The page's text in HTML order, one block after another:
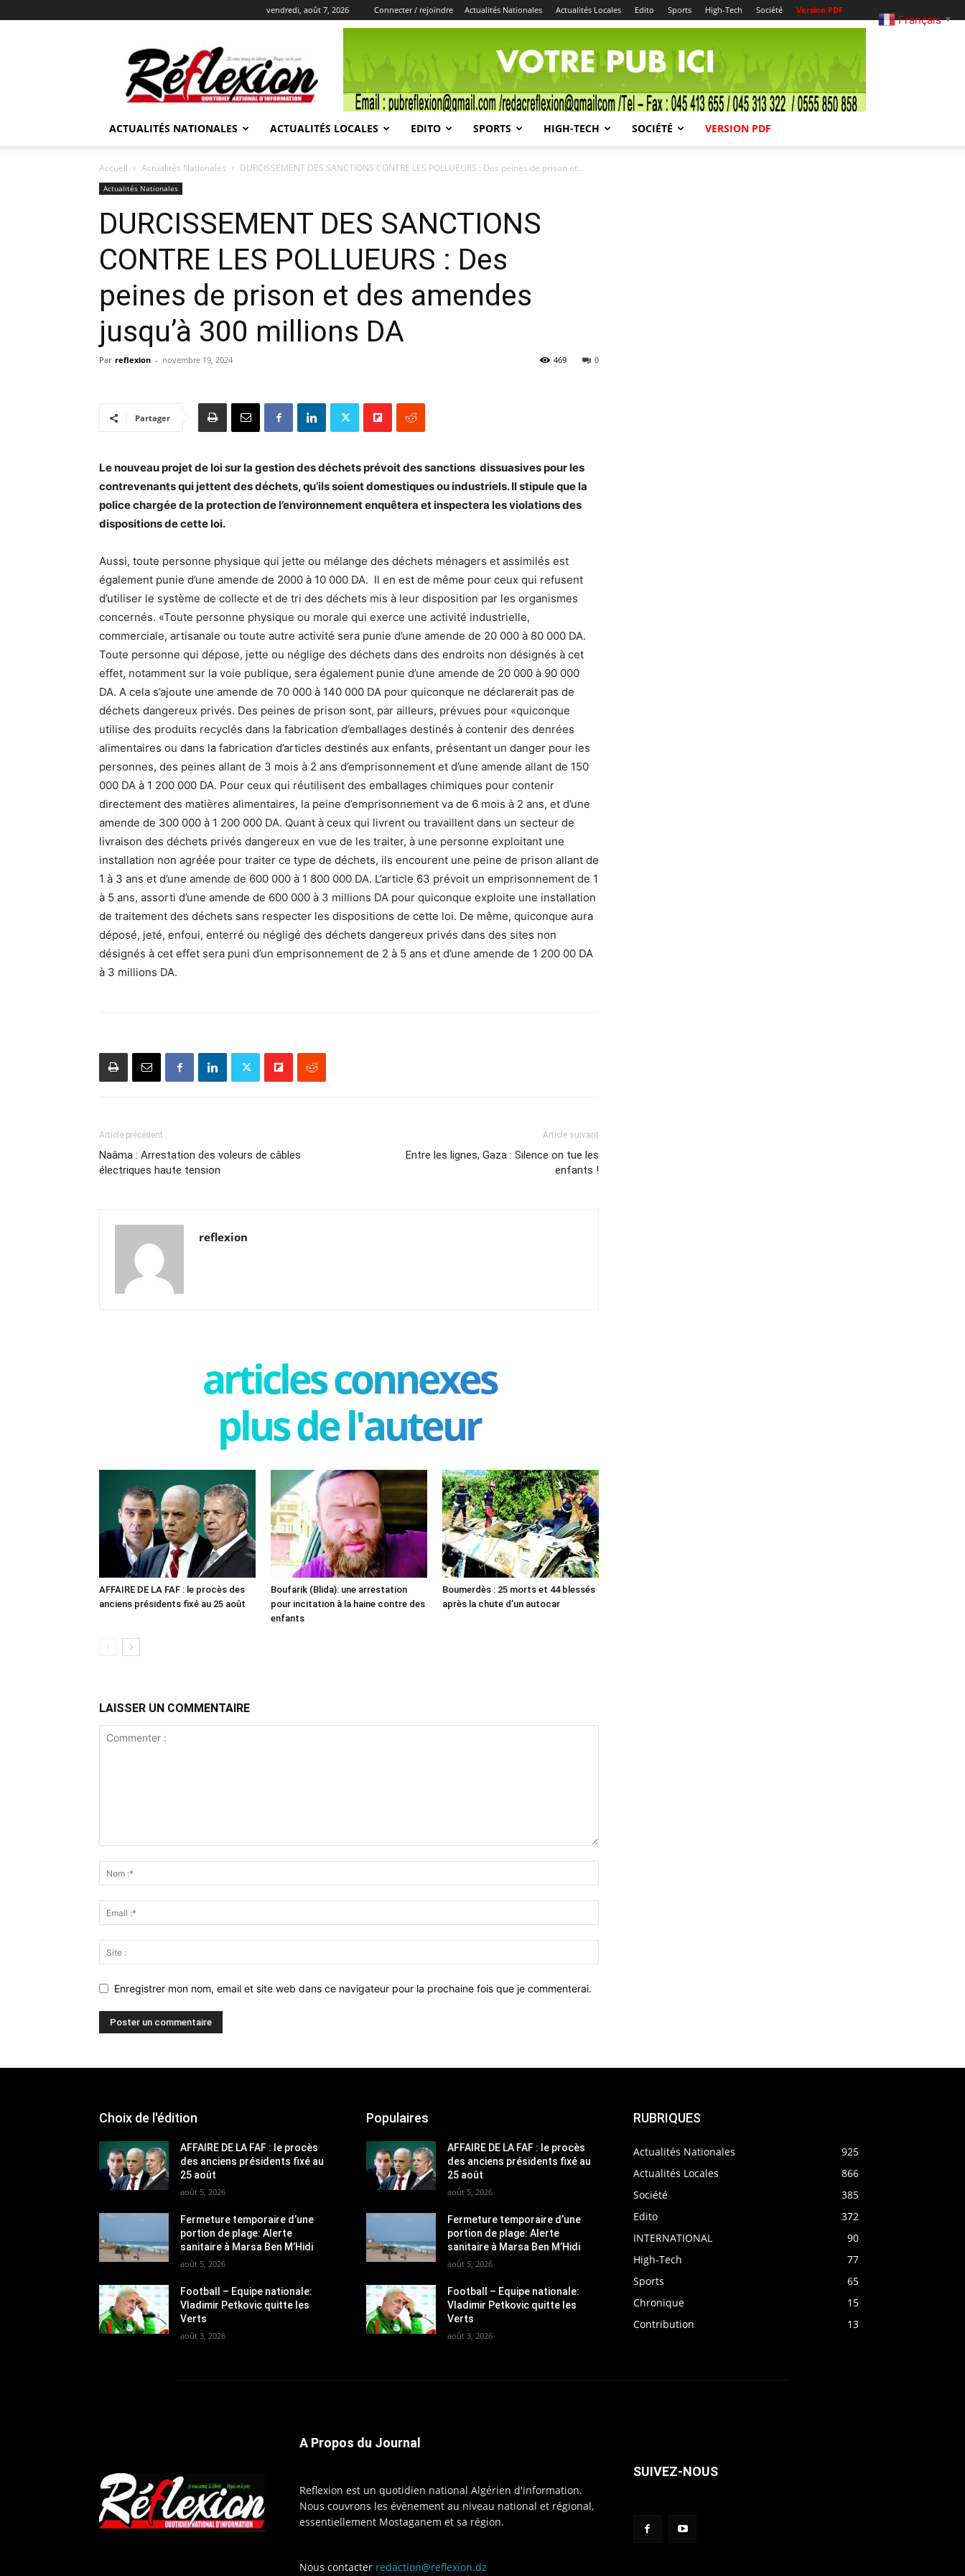
vendredi, août 7, 2026 Connecter / rejoindre Actualités Nationales Actualités Locales Edito Sports High-Tech Société Version PDF
REFLEXION
ACTUALITÉS NATIONALES ACTUALITÉS LOCALES EDITO SPORTS HIGH-TECH SOCIÉTÉ VERSION PDF
Accueil Actualités Nationales DURCISSEMENT DES SANCTIONS CONTRE LES POLLUEURS : Des peines de prison et...
Actualités Nationales
DURCISSEMENT DES SANCTIONS
CONTRE LES POLLUEURS : Des
peines de prison et des amendes
jusqu’à 300 millions DA
Par reflexion - novembre 19, 2024 0
469
Partager
Le nouveau projet de loi sur la gestion des déchets prévoit des sanctions dissuasives pour les
contrevenants qui jettent des déchets, qu’ils soient domestiques ou industriels. Il stipule que la
police chargée de la protection de l’environnement enquêtera et inspectera les violations des
dispositions de cette loi.
Aussi, toute personne physique qui jette ou mélange des déchets ménagers et assimilés est
également punie d’une amende de 2000 à 10 000 DA. Il en est de même pour ceux qui refusent
d’utiliser le système de collecte et de tri des déchets mis à leur disposition par les organismes
concernés. «Toute personne physique ou morale qui exerce une activité industrielle,
commerciale, artisanale ou toute autre activité sera punie d’une amende de 20 000 à 80 000 DA.
Toute personne qui dépose, jette ou néglige des déchets dans des endroits non désignés à cet
effet, notamment sur la voie publique, sera également punie d’une amende de 20 000 à 90 000
DA. A cela s’ajoute une amende de 70 000 à 140 000 DA pour quiconque ne déclarerait pas de
déchets dangereux privés. Des peines de prison sont, par ailleurs, prévues pour «quiconque
utilise des produits recyclés dans la fabrication d’emballages destinés à contenir des denrées
alimentaires ou dans la fabrication d’articles destinés aux enfants, présentant un danger pour les
personnes, des peines allant de 3 mois à 2 ans d’emprisonnement et d’une amende allant de 150
000 DA à 1 200 000 DA. Pour ceux qui réutilisent des emballages chimiques pour contenir
directement des matières alimentaires, la peine d’emprisonnement va de 6 mois à 2 ans, et d’une
amende de 300 000 à 1 200 000 DA. Quant à ceux qui livrent ou travaillent dans un secteur de
livraison des déchets privés dangereux en vue de les traiter, à une personne exploitant une
installation non agréée pour traiter ce type de déchets, ils encourent une peine de prison allant de
1 à 3 ans et d’une amende de 600 000 à 1 800 000 DA. L’article 63 prévoit un emprisonnement de 1
à 5 ans, assorti d’une amende de 600 000 à 3 millions DA pour quiconque exploite une installation
de traitement des déchets sans respecter les dispositions de cette loi. De même, quiconque aura
déposé, jeté, enfoui, enterré ou négligé des déchets dangereux privés dans des sites non
désignés à cet effet sera puni d’un emprisonnement de 2 à 5 ans et d’une amende de 1 200 00 DA
à 3 millions DA.
Article précédent
Naâma : Arrestation des voleurs de câbles
électriques haute tension
Article suivant
Entre les lignes, Gaza : Silence on tue les
enfants !
reflexion
articles connexes
plus de l'auteur
AFFAIRE DE LA FAF : le procès des
anciens présidents fixé au 25 août
Boufarik (Blida): une arrestation
pour incitation à la haine contre des
enfants
Boumerdès : 25 morts et 44 blessés
après la chute d’un autocar
LAISSER UN COMMENTAIRE
Enregistrer mon nom, email et site web dans ce navigateur pour la prochaine fois que je commenterai.
Choix de l'édition
AFFAIRE DE LA FAF : le procès
des anciens présidents fixé au
25 août
août 5, 2026
Fermeture temporaire d’une
portion de plage: Alerte
sanitaire à Marsa Ben M’Hidi
août 5, 2026
Football – Equipe nationale:
Vladimir Petkovic quitte les
Verts
août 3, 2026
Populaires
AFFAIRE DE LA FAF : le procès
des anciens présidents fixé au
25 août
août 5, 2026
Fermeture temporaire d’une
portion de plage: Alerte
sanitaire à Marsa Ben M’Hidi
août 5, 2026
Football – Equipe nationale:
Vladimir Petkovic quitte les
Verts
août 3, 2026
RUBRIQUES
Actualités Nationales
925
Actualités Locales
866
Société
385
Edito
372
INTERNATIONAL
90
High-Tech
77
Sports
65
Chronique
15
Contribution
13
A Propos du Journal
Reflexion est un quotidien national Algérien d'information.
Nous couvrons les évènement au niveau national et régional,
essentiellement Mostaganem et sa région.
Nous contacter redaction@reflexion.dz
SUIVEZ-NOUS
Français ▼